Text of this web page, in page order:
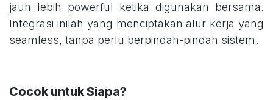
jauh lebih powerful ketika digunakan bersama.
Integrasi inilah yang menciptakan alur kerja yang
seamless, tanpa perlu berpindah-pindah sistem.
Cocok untuk Siapa?